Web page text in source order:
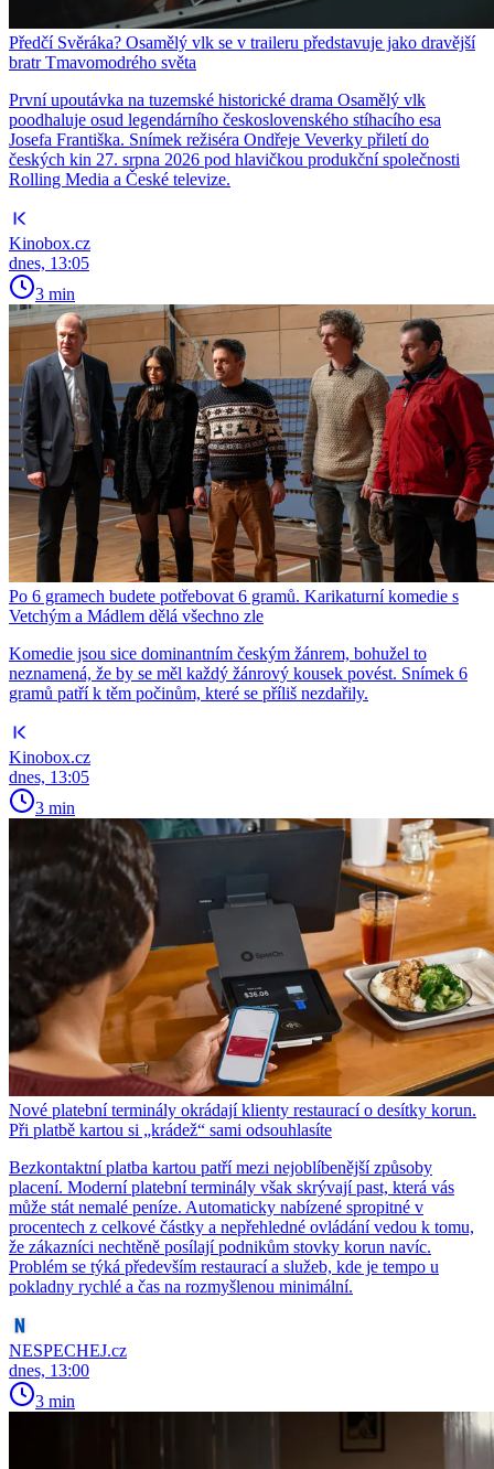
Předčí Svěráka? Osamělý vlk se v traileru představuje jako dravější
bratr Tmavomodrého světa
První upoutávka na tuzemské historické drama Osamělý vlk
poodhaluje osud legendárního československého stíhacího esa
Josefa Františka. Snímek režiséra Ondřeje Veverky přiletí do
českých kin 27. srpna 2026 pod hlavičkou produkční společnosti
Rolling Media a České televize.
Kinobox.cz
dnes, 13:05
3 min
Po 6 gramech budete potřebovat 6 gramů. Karikaturní komedie s
Vetchým a Mádlem dělá všechno zle
Komedie jsou sice dominantním českým žánrem, bohužel to
neznamená, že by se měl každý žánrový kousek povést. Snímek 6
gramů patří k těm počinům, které se příliš nezdařily.
Kinobox.cz
dnes, 13:05
3 min
Nové platební terminály okrádají klienty restaurací o desítky korun.
Při platbě kartou si „krádež“ sami odsouhlasíte
Bezkontaktní platba kartou patří mezi nejoblíbenější způsoby
placení. Moderní platební terminály však skrývají past, která vás
může stát nemalé peníze. Automaticky nabízené spropitné v
procentech z celkové částky a nepřehledné ovládání vedou k tomu,
že zákazníci nechtěně posílají podnikům stovky korun navíc.
Problém se týká především restaurací a služeb, kde je tempo u
pokladny rychlé a čas na rozmyšlenou minimální.
NESPECHEJ.cz
dnes, 13:00
3 min